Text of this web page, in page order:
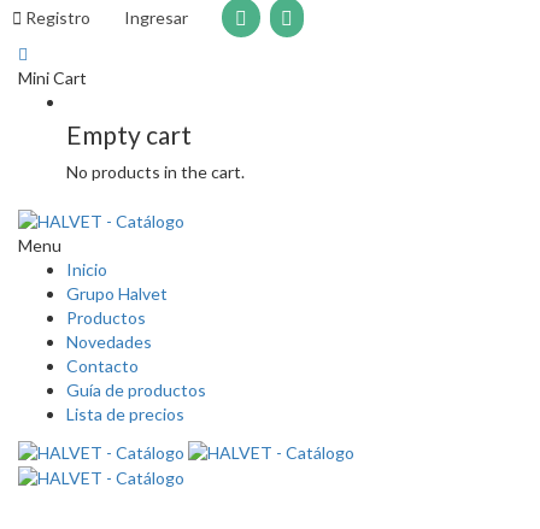
Registro Ingresar
Mini Cart
Empty cart
No products in the cart.
Menu
Inicio
Grupo Halvet
Productos
Novedades
Contacto
Guía de productos
Lista de precios